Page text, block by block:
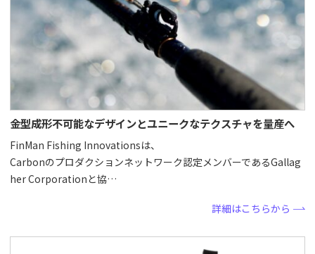
金型成形不可能なデザインとユニークなテクスチャを量産へ
FinMan Fishing Innovationsは、
Carbonのプロダクションネットワーク認定メンバーであるGallag
her Corporationと協…
詳細はこちらから